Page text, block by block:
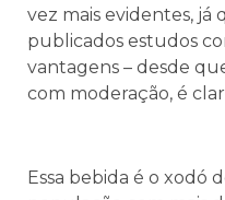
vez mais evidentes,
publicados estudos
vantagens – desde
com moderação, é
Essa bebida é o xodó